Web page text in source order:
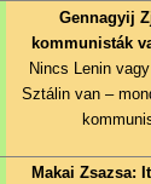
Gennagyij
kommunisták
Nincs Lenin
Sztálin van –
Makai Zsazsa: